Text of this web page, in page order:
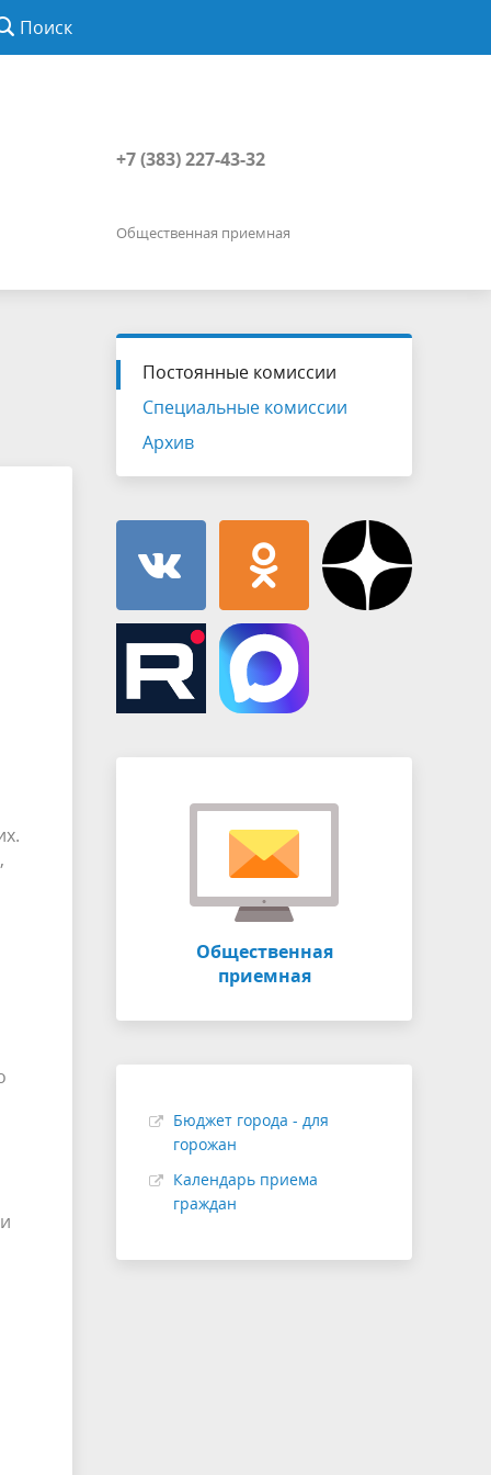
Поиск
+7 (383) 227-43-32
Общественная приемная
Постоянные комиссии
Специальные комиссии
Архив
Общественная
приемная
Бюджет города - для
горожан
Календарь приема
граждан